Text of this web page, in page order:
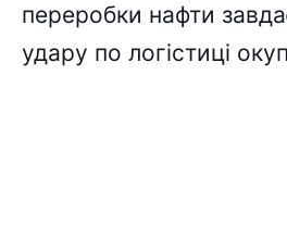
переробки нафти
удару по логістиці